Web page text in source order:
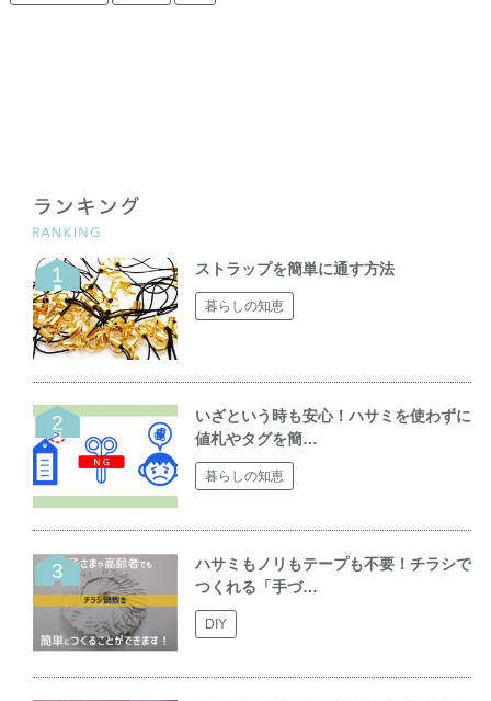
ストラップを簡単に通す方法
暮らしの知恵
いざという時も安心！ハサミを使わずに
値札やタグを簡…
暮らしの知恵
ハサミもノリもテープも不要！チラシで
つくれる「手づ…
DIY